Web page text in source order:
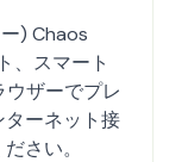
) Chaos
、スマート
ザーでプレ
ーネット接
さい。